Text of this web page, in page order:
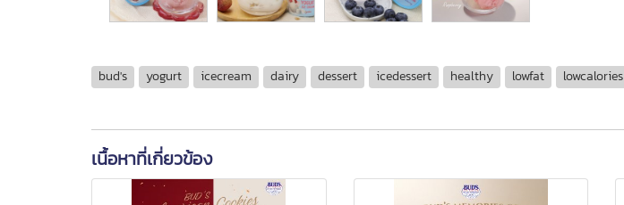
bud's yogurt icecream dairy dessert icedessert healthy lowfat lowcalories
เนื้อหาที่เกี่ยวข้อง